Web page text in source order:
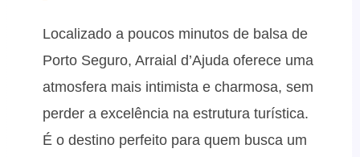
Localizado a poucos minutos de balsa de
Porto Seguro, Arraial d’Ajuda oferece uma
atmosfera mais intimista e charmosa, sem
perder a excelência na estrutura turística.
É o destino perfeito para quem busca um